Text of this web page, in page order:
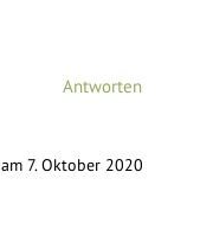
Antworten
am 7. Oktober 2020